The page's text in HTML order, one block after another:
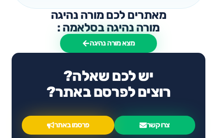
מאתרים לכם מורה נהיגה
מורה נהיגה בסלאמה :
מצא מורה נהיגה
יש לכם שאלה?
רוצים לפרסם באתר?
צרו קשר פרסמו באתר